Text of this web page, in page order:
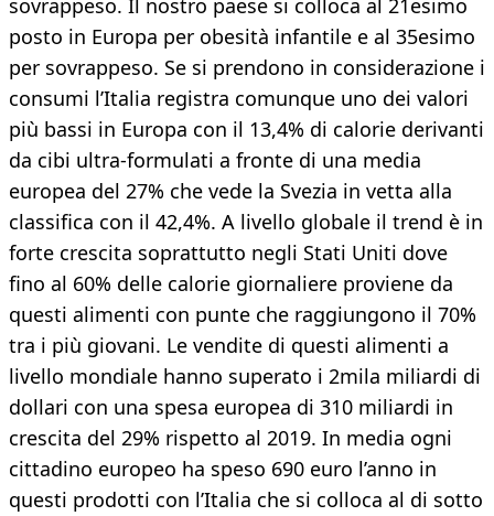
sovrappeso. Il nostro paese si colloca al 21esimo
posto in Europa per obesità infantile e al 35esimo
per sovrappeso. Se si prendono in considerazione i
consumi l’Italia registra comunque uno dei valori
più bassi in Europa con il 13,4% di calorie derivanti
da cibi ultra-formulati a fronte di una media
europea del 27% che vede la Svezia in vetta alla
classifica con il 42,4%. A livello globale il trend è in
forte crescita soprattutto negli Stati Uniti dove
fino al 60% delle calorie giornaliere proviene da
questi alimenti con punte che raggiungono il 70%
tra i più giovani. Le vendite di questi alimenti a
livello mondiale hanno superato i 2mila miliardi di
dollari con una spesa europea di 310 miliardi in
crescita del 29% rispetto al 2019. In media ogni
cittadino europeo ha speso 690 euro l’anno in
questi prodotti con l’Italia che si colloca al di sotto